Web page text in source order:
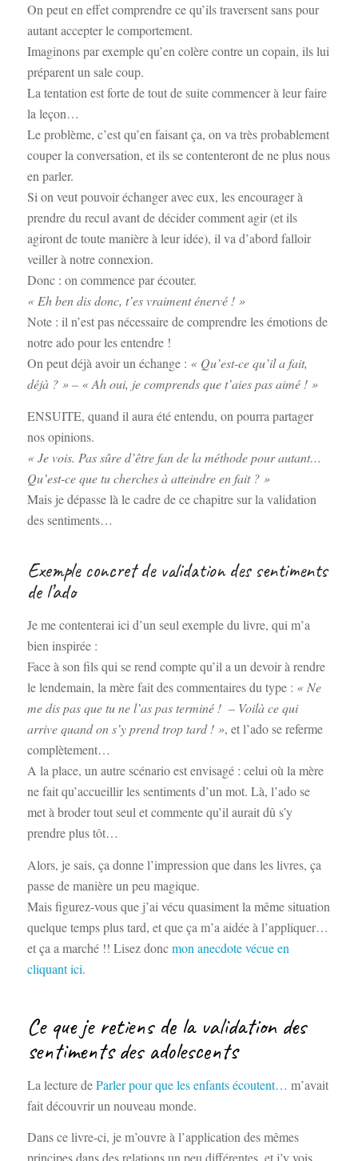
On peut en effet comprendre ce qu’ils traversent sans pour
autant accepter le comportement.
Imaginons par exemple qu’en colère contre un copain, ils lui
préparent un sale coup.
La tentation est forte de tout de suite commencer à leur faire
la leçon…
Le problème, c’est qu’en faisant ça, on va très probablement
couper la conversation, et ils se contenteront de ne plus nous
en parler.
Si on veut pouvoir échanger avec eux, les encourager à
prendre du recul avant de décider comment agir (et ils
agiront de toute manière à leur idée), il va d’abord falloir
veiller à notre connexion.
Donc : on commence par écouter.
« Eh ben dis donc, t’es vraiment énervé ! »
Note : il n’est pas nécessaire de comprendre les émotions de
notre ado pour les entendre !
On peut déjà avoir un échange : « Qu’est-ce qu’il a fait,
déjà ? » – « Ah oui, je comprends que t’aies pas aimé ! »
ENSUITE, quand il aura été entendu, on pourra partager
nos opinions.
« Je vois. Pas sûre d’être fan de la méthode pour autant…
Qu’est-ce que tu cherches à atteindre en fait ? »
Mais je dépasse là le cadre de ce chapitre sur la validation
des sentiments…
Exemple concret de validation des sentiments
de l’ado
Je me contenterai ici d’un seul exemple du livre, qui m’a
bien inspirée :
Face à son fils qui se rend compte qu’il a un devoir à rendre
le lendemain, la mère fait des commentaires du type : « Ne
me dis pas que tu ne l’as pas terminé ! – Voilà ce qui
arrive quand on s’y prend trop tard ! », et l’ado se referme
complètement…
A la place, un autre scénario est envisagé : celui où la mère
ne fait qu’accueillir les sentiments d’un mot. Là, l’ado se
met à broder tout seul et commente qu’il aurait dû s’y
prendre plus tôt…
Alors, je sais, ça donne l’impression que dans les livres, ça
passe de manière un peu magique.
Mais figurez-vous que j’ai vécu quasiment la même situation
quelque temps plus tard, et que ça m’a aidée à l’appliquer…
et ça a marché !! Lisez doncmon anecdote vécue en
cliquant ici.
Ce que je retiens de la validation des
sentiments des adolescents
La lecture deParler pour que les enfants écoutent… m’avait
fait découvrir un nouveau monde.
Dans ce livre-ci, je m’ouvre à l’application des mêmes